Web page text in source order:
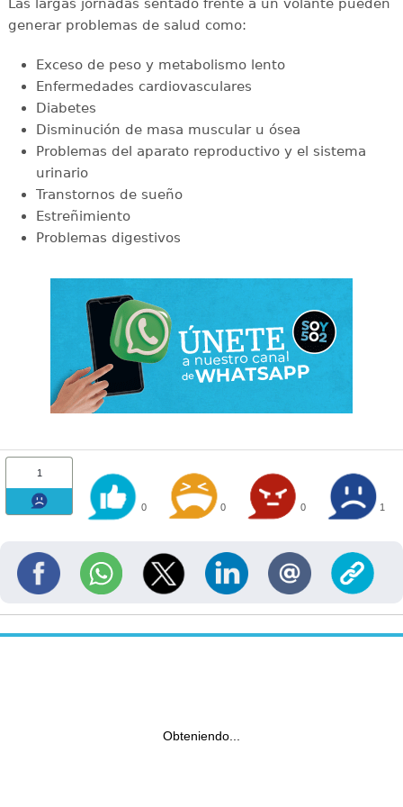
Las largas jornadas sentado frente a un volante pueden
generar problemas de salud como:
Exceso de peso y metabolismo lento
Enfermedades cardiovasculares
Diabetes
Disminución de masa muscular u ósea
Problemas del aparato reproductivo y el sistema
urinario
Transtornos de sueño
Estreñimiento
Problemas digestivos
1
0 0 0 1
Obteniendo...